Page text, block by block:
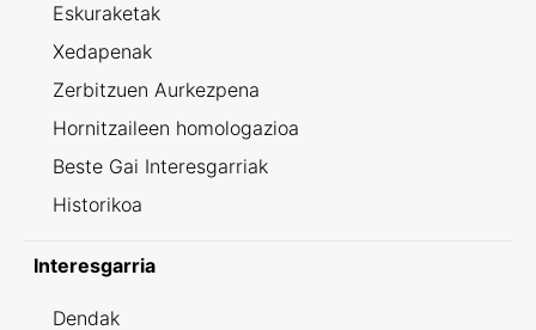
Eskuraketak
Xedapenak
Zerbitzuen Aurkezpena
Hornitzaileen homologazioa
Beste Gai Interesgarriak
Historikoa
Interesgarria
Dendak